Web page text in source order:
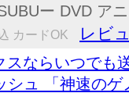
ー DVD ア
カードOK レビ
スならいつで
シュ 「神速の